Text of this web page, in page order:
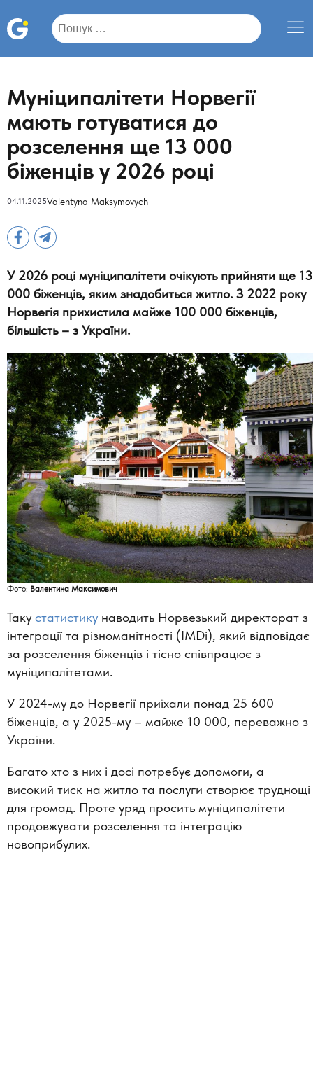
Пошук:
Муніципалітети Норвегії
мають готуватися до
розселення ще 13 000
біженців у 2026 році
04.11.2025Valentyna Maksymovych
У 2026 році муніципалітети очікують прийняти ще 13
000 біженців, яким знадобиться житло. З 2022 року
Норвегія прихистила майже 100 000 біженців,
більшість – з України.
Фото: Валентина Максимович
Таку статистику наводить Норвезький директорат з
інтеграції та різноманітності (IMDi), який відповідає
за розселення біженців і тісно співпрацює з
муніципалітетами.
У 2024-му до Норвегії приїхали понад 25 600
біженців, а у 2025-му – майже 10 000, переважно з
України.
Багато хто з них і досі потребує допомоги, а
високий тиск на житло та послуги створює труднощі
для громад. Проте уряд просить муніципалітети
продовжувати розселення та інтеграцію
новоприбулих.